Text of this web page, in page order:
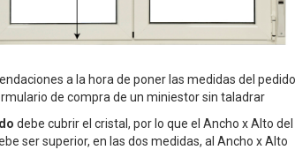
a la hora de poner las medidas del pedido
de compra de un miniestor sin taladrar
debe cubrir el cristal, por lo que el Ancho x Alto del
ser superior, en las dos medidas, al Ancho x Alto